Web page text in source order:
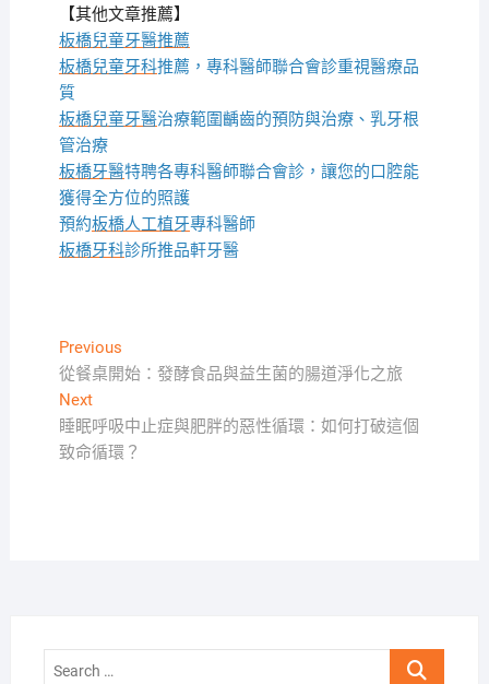
【其他文章推薦】
板橋兒童牙醫推薦
板橋兒童牙科推薦，專科醫師聯合會診重視醫療品
質
板橋兒童牙醫治療範圍齲齒的預防與治療、乳牙根
管治療
板橋牙醫特聘各專科醫師聯合會診，讓您的口腔能
獲得全方位的照護
預約板橋人工植牙專科醫師
板橋牙科診所推品軒牙醫
文
章
導
覽
PreviousPrevious
post:
從餐桌開始：發酵食品與益生菌的腸道淨化之旅
NextNext
post:
睡眠呼吸中止症與肥胖的惡性循環：如何打破這個
致命循環？
Search